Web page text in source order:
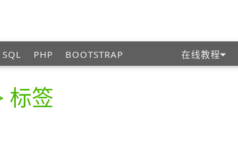
SQL PHP BOOTSTRAP 在线教程
标签